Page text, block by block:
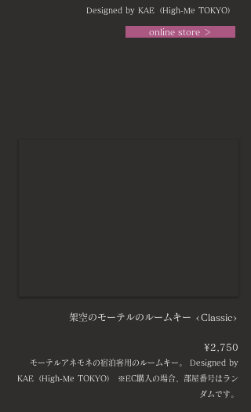
Designed by KAE（High-Me TOKYO）
online store ＞
架空のモーテルのルームキー <Classic>
¥2,750
モーテルアネモネの宿泊客用のルームキー。 Designed by
KAE（High-Me TOKYO） ※EC購入の場合、部屋番号はラン
ダムです。